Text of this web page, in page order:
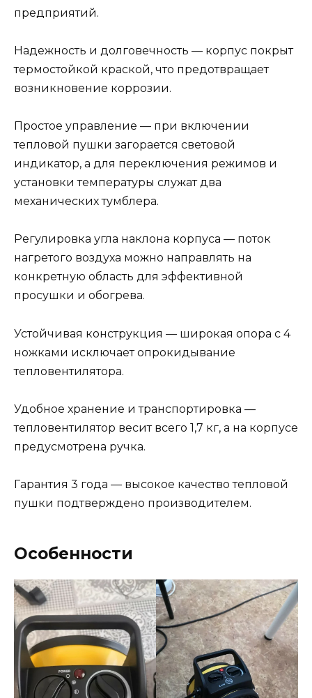
предприятий.
Надежность и долговечность — корпус покрыт
термостойкой краской, что предотвращает
возникновение коррозии.
Простое управление — при включении
тепловой пушки загорается световой
индикатор, а для переключения режимов и
установки температуры служат два
механических тумблера.
Регулировка угла наклона корпуса — поток
нагретого воздуха можно направлять на
конкретную область для эффективной
просушки и обогрева.
Устойчивая конструкция — широкая опора с 4
ножками исключает опрокидывание
тепловентилятора.
Удобное хранение и транспортировка —
тепловентилятор весит всего 1,7 кг, а на корпусе
предусмотрена ручка.
Гарантия 3 года — высокое качество тепловой
пушки подтверждено производителем.
Особенности